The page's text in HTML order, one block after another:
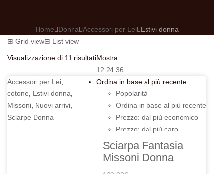
Home Donna Accessori per Lei
Estivi donna
⊞ Grid view⊟ List view
Visualizzazione di 11 risultatiOrdina
in
base
recente
Mostra
12 24 36
Ordina in base al più recente
Popolarità
Ordina in base al più recente
Prezzo: dal più economico
Prezzo: dal più caro
Accessori per Lei
cotone
Estivi donna
Missoni Nuovi arrivi
Sciarpe Donna
Sciarpa Fantasia
Missoni Donna